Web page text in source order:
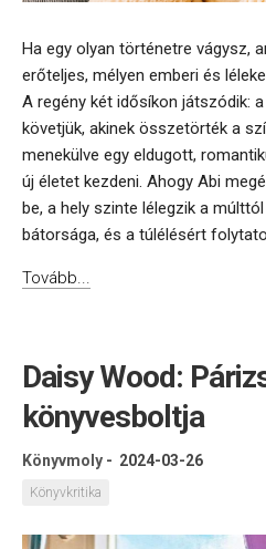
Ha egy olyan történetre vágysz,
erőteljes, mélyen emberi és
A regény két idősíkon játszódik:
követjük, akinek összetörték a
menekülve egy eldugott,
új életet kezdeni. Ahogy Abi
be, a hely szinte lélegzik a
bátorsága, és a túlélésért
Tovább...
Daisy Wood:
könyvesboltja
Könyvmoly - 2024-03-26
Könyvkritika